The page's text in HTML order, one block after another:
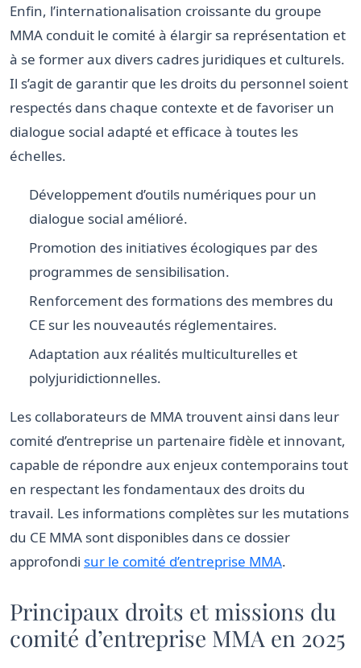
Enfin, l’internationalisation croissante du groupe
MMA conduit le comité à élargir sa représentation et
à se former aux divers cadres juridiques et culturels.
Il s’agit de garantir que les droits du personnel soient
respectés dans chaque contexte et de favoriser un
dialogue social adapté et efficace à toutes les
échelles.
Développement d’outils numériques pour un
dialogue social amélioré.
Promotion des initiatives écologiques par des
programmes de sensibilisation.
Renforcement des formations des membres du
CE sur les nouveautés réglementaires.
Adaptation aux réalités multiculturelles et
polyjuridictionnelles.
Les collaborateurs de MMA trouvent ainsi dans leur
comité d’entreprise un partenaire fidèle et innovant,
capable de répondre aux enjeux contemporains tout
en respectant les fondamentaux des droits du
travail. Les informations complètes sur les mutations
du CE MMA sont disponibles dans ce dossier
approfondi sur le comité d’entreprise MMA.
Principaux droits et missions du
comité d’entreprise MMA en 2025